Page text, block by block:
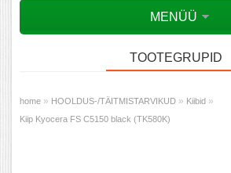
MENÜÜ
TOOTEGRUPID
home » HOOLDUS-/TÄITMISTARVIKUD » Kiibid »
Kiip Kyocera FS C5150 black (TK580K)